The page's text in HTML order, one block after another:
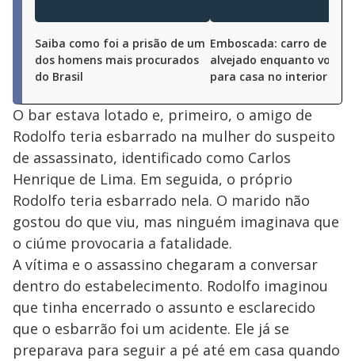
Saiba como foi a prisão de um
dos homens mais procurados
do Brasil
Emboscada: carro de PM é
alvejado enquanto
para casa no interior de
O bar estava lotado e, primeiro, o amigo de
Rodolfo teria esbarrado na mulher do suspeito
de assassinato, identificado como Carlos
Henrique de Lima. Em seguida, o próprio
Rodolfo teria esbarrado nela. O marido não
gostou do que viu, mas ninguém imaginava que
o ciúme provocaria a fatalidade.
A vítima e o assassino chegaram a conversar
dentro do estabelecimento. Rodolfo imaginou
que tinha encerrado o assunto e esclarecido
que o esbarrão foi um acidente. Ele já se
preparava para seguir a pé até em casa quando